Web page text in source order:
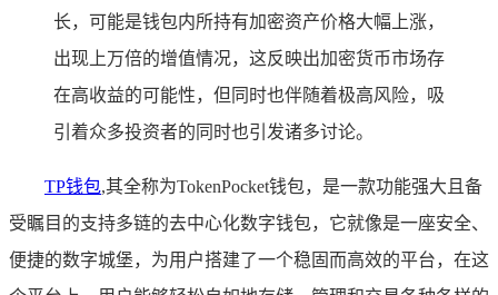
长，可能是钱包内所持有加密资产价格大幅上涨，
出现上万倍的增值情况，这反映出加密货币市场存
在高收益的可能性，但同时也伴随着极高风险，吸
引着众多投资者的同时也引发诸多讨论。
TP钱包,其全称为TokenPocket钱包，是一款功能强大且备
受瞩目的支持多链的去中心化数字钱包，它就像是一座安全、
便捷的数字城堡，为用户搭建了一个稳固而高效的平台，在这